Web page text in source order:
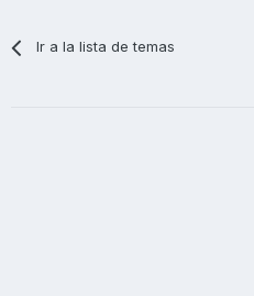
Ir a la lista de temas